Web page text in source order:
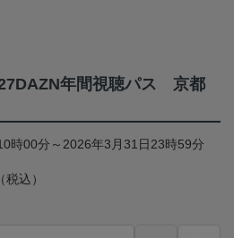
27DAZN年間視聴パス 京都
時00分～2026年3月31日23時59分
（税込）